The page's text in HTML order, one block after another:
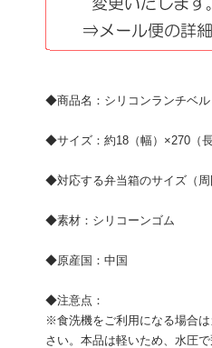
◆商品名：シリコンランチベル
◆サイズ：約18（幅）×270（
◆対応する弁当箱のサイズ（周
◆素材：シリコーンゴム
◆原産国：中国
◆注意点：
※食洗機をご利用になる場合
さい。本品は軽いため、水圧